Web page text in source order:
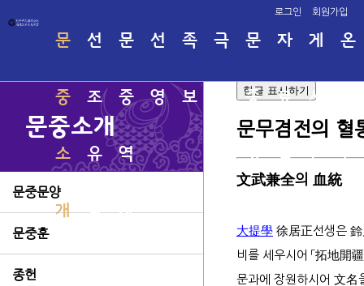
로그인 회원가입
문
중
소
개
선
조
유
적
문
중
역
사
시
고
소서
선
영
족
보
극 문
중
행
자
료
실
인명
족보
게
시
판
온
인
보
문중소개
문중문양
문중훈
종헌
한글 표시하기
문무겸전의 혈
文武兼全의 血統
大提學 徐居正선생은
비를 세우시어 「 拓地開疆
문과에 장원하시어 文名